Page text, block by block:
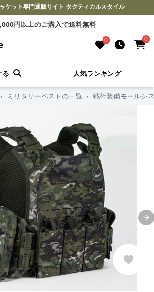
ケット専門通販サイト タクティカルスタイル
円以上のご購入で送料無料
0 0
る 人気ランキング
› ミリタリーベストの一覧 › 戦術装備モールシ